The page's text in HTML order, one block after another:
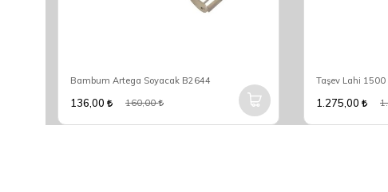
Bambum Artega Soyacak B2644
136,00 160,00
Taşev Lahi
1.275,00